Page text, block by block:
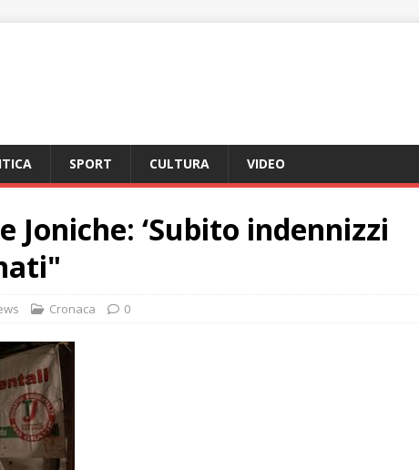
SPORT CULTURA VIDEO
Joniche: ‘Subito indennizzi
Cronaca 0